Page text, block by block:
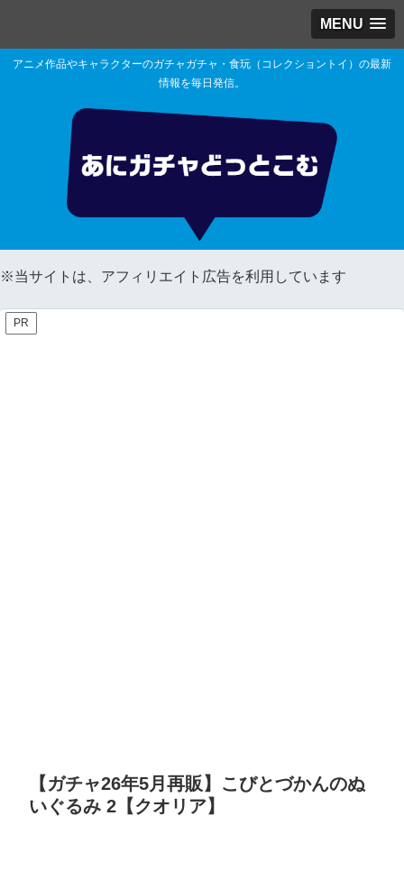
MENU
アニメ作品やキャラクターのガチャガチャ・食玩（コレクショントイ）の最新
情報を毎日発信。
※当サイトは、アフィリエイト広告を利用しています
PR
【ガチャ26年5月再販】こびとづかんのぬ
いぐるみ 2【クオリア】